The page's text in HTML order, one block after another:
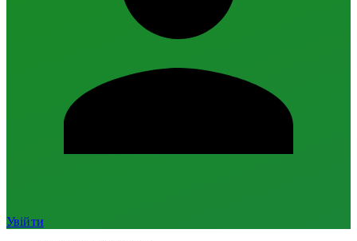
Увійти